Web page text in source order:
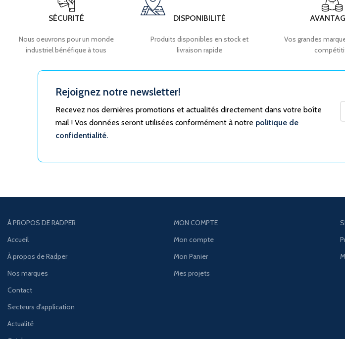
SÉCURITÉ
Nous oeuvrons pour un monde
industriel bénéfique à tous
DISPONIBILITÉ
Produits disponibles en stock et
livraison rapide
Vos grandes
Rejoignez notre newsletter!
Recevez nos dernières promotions et actualités directement dans votre boîte
mail ! Vos données seront utilisées conformément à notre politique de
confidentialité.
À PROPOS DE RADPER
Accueil
À propos de Radper
Nos marques
Contact
Secteurs d'application
Actualité
MON COMPTE
Mon compte
Mon Panier
Mes projets